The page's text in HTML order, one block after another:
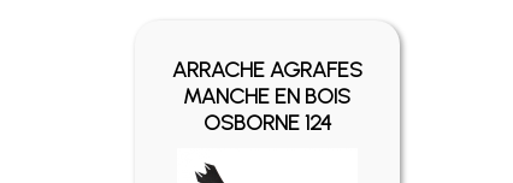
ARRACHE AGRAFES
MANCHE EN BOIS
OSBORNE 124